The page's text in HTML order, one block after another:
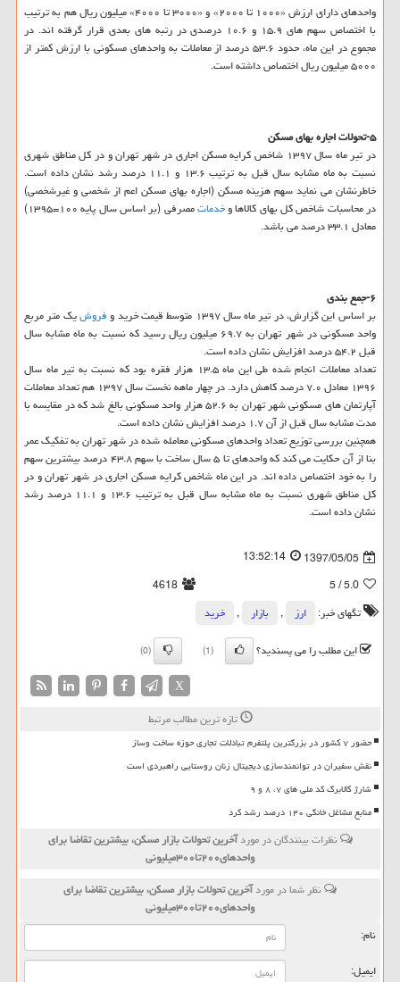
واحدهای دارای ارزش «۱۰۰۰ تا ۲۰۰۰» و «۳۰۰۰ تا ۴۰۰۰» میلیون ریال هم به ترتیب
با اختصاص سهم های ۱۵.۹ و ۱۰.۶ درصدی در رتبه های بعدی قرار گرفته اند. در
مجموع در این ماه، حدود ۵۳.۶ درصد از معاملات به واحدهای مسكونی با ارزش كمتر از
۵۰۰۰ میلیون ریال اختصاص داشته است.
۵-تحولات اجاره بهای مسكن
در تیر ماه سال ۱۳۹۷ شاخص كرایه مسكن اجاری در شهر تهران و در كل مناطق شهری
نسبت به ماه مشابه سال قبل به ترتیب ۱۳.۶ و ۱۱.۱ درصد رشد نشان داده است.
خاطرنشان می نماید سهم هزینه مسكن (اجاره بهای مسكن اعم از شخصی و غیرشخصی)
در محاسبات شاخص كل بهای كالاها وخدمات
مصرفی (بر اساس سال پایه ۱۰۰=۱۳۹۵)
معادل ۳۳.۱ درصد می باشد.
۶-جمع بندی
بر اساس این گزارش، در تیر ماه سال ۱۳۹۷ متوسط قیمت خرید و
فروشیك متر مربع
واحد مسكونی در شهر تهران به ۶۹.۷ میلیون ریال رسید كه نسبت به ماه مشابه سال
قبل ۵۴.۲ درصد افزایش نشان داده است.
تعداد معاملات انجام شده طی این ماه ۱۳.۵ هزار فقره بود كه نسبت به تیر ماه سال
۱۳۹۶ معادل ۷.۰ درصد كاهش دارد. در چهار ماهه نخست سال ۱۳۹۷ هم تعداد معاملات
آپارتمان های مسكونی شهر تهران به ۵۲.۶ هزار واحد مسكونی بالغ شد كه در مقایسه با
مدت مشابه سال قبل از آن ۱.۷ درصد افزایش نشان داده است.
همچنین بررسی توزیع تعداد واحدهای مسكونی معامله شده در شهر تهران به تفكیك عمر
بنا از آن حكایت می كند كه واحدهای تا ۵ سال ساخت با سهم ۴۳.۸ درصد بیشترین سهم
را به خود اختصاص داده اند. در این ماه شاخص كرایه مسكن اجاری در شهر تهران و در
كل مناطق شهری نسبت به ماه مشابه سال قبل به ترتیب ۱۳.۶ و ۱۱.۱ درصد رشد
نشان داده است.
1397/05/05
13:52:14
5.0
/ 5
4618
تگهای خبر:
ارز , بازار ,
خرید
این مطلب را می پسندید؟
(1)
(0)
X
تازه ترین مطالب مرتبط
حضور ۷ کشور در بزرگترین پلتفرم تبادلات تجاری حوزه ساخت وساز
نقش سفیران در توانمندسازی دیجیتال زنان روستایی راهبردی است
شارژ کالابرگ کد ملی های ۷، ۸ و ۹
منابع مشاغل خانگی ۱۴۰ درصد رشد کرد
نظرات بینندگان در موردآخرین تحولات بازار مسكن، بیشترین تقاضا برای
واحدهای۲۰۰تا۳۰۰میلیونی
نظر شما در موردآخرین تحولات بازار مسكن، بیشترین تقاضا برای
واحدهای۲۰۰تا۳۰۰میلیونی
نام:
ایمیل: